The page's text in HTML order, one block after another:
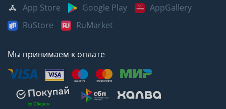
App Store
Google Play
AppGallery
RuStore
RuMarket
Мы принимаем к оплате